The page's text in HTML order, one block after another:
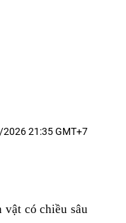
21:35 GMT+7
có chiều sâu